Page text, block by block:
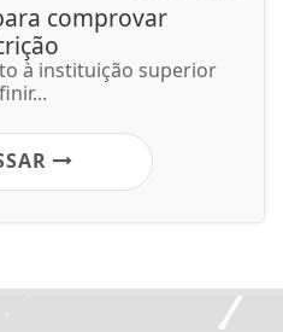
comprovar
à instituição superior